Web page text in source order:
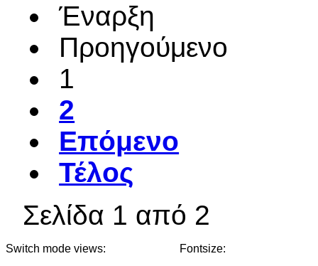
Έναρξη
Προηγούμενο
1
2
Επόμενο
Τέλος
Σελίδα 1 από 2
Switch mode views:
Fontsize: